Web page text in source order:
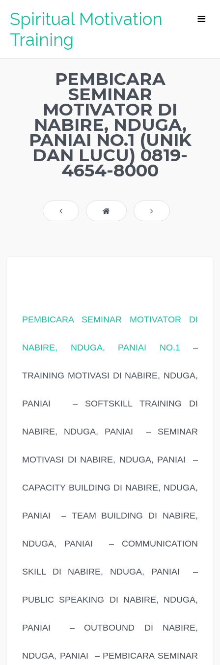
Spiritual Motivation
Training
PEMBICARA
SEMINAR
MOTIVATOR DI
NABIRE, NDUGA,
PANIAI NO.1 (UNIK
DAN LUCU) 0819-
4654-8000
PEMBICARA SEMINAR MOTIVATOR DI
NABIRE, NDUGA, PANIAI NO.1–
TRAINING MOTIVASI DI NABIRE, NDUGA,
PANIAI – SOFTSKILL TRAINING DI
NABIRE, NDUGA, PANIAI – SEMINAR
MOTIVASI DI NABIRE, NDUGA, PANIAI –
CAPACITY BUILDING DI NABIRE, NDUGA,
PANIAI – TEAM BUILDING DI NABIRE,
NDUGA, PANIAI – COMMUNICATION
SKILL DI NABIRE, NDUGA, PANIAI –
PUBLIC SPEAKING DI NABIRE, NDUGA,
PANIAI – OUTBOUND DI NABIRE,
NDUGA, PANIAI – PEMBICARA SEMINAR